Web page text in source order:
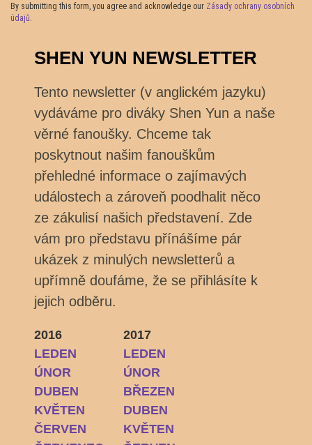
By submitting this form, you agree and acknowledge our Zásady ochrany osobních
údajů
SHEN YUN NEWSLETTER
Tento newsletter (v anglickém jazyku)
vydáváme pro diváky Shen Yun a naše
věrné fanoušky. Chceme tak
poskytnout našim fanouškům
přehledné informace o zajímavých
událostech a zároveň poodhalit něco
ze zákulisí našich představení. Zde
vám pro představu přínášíme pár
ukázek z minulých newsletterů a
upřímně doufáme, že se přihlásíte k
jejich odběru.
2016
LEDEN
ÚNOR
DUBEN
KVĚTEN
ČERVEN
2017
LEDEN
ÚNOR
BŘEZEN
DUBEN
KVĚTEN